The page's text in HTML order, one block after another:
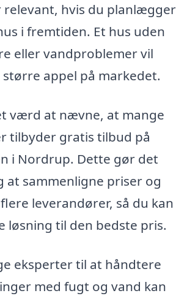
hvis du planlægger
i fremtiden. Et hus uden
eller vandproblemer vil
appel på markedet.
værd at nævne, at mange
tilbyder gratis tilbud på
i Nordrup. Dette gør det
at sammenligne priser og
leverandører, så du kan
løsning til den bedste pris.
eksperter til at håndtere
med fugt og vand kan